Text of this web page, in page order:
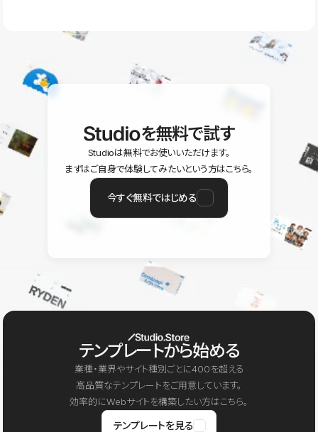
ユーザー同士で質問・相談できるコミュニティもご利用ください。
を無料で試す
Studioは無料でお使いいただけます。
まずはご自身で体験してみたいという方はこちら。
今すぐ無料ではじめる
テンプレートから始める
業種・業界やサイト種別ごとに400を超える
高品質なテンプレートをご用意しています。
効率的にWebサイトを構築したい方はこちら。
テンプレートを見る